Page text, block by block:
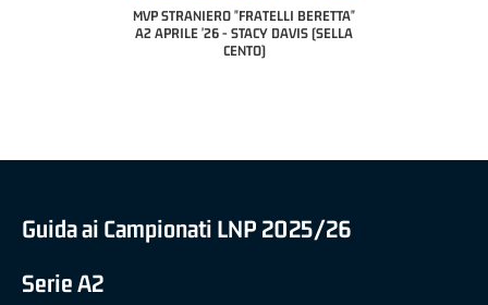
MVP "FRATELLI BERETTA" SAMUEL
DILAS B NAZIONALE APRILE '26 -
MARCO RESTELLI (TAV TREVIGLIO
Guida ai Campionati LNP 2025/26
Serie A2